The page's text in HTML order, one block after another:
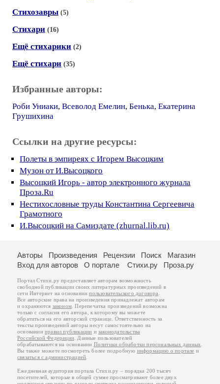
Стихозавры (5)
Стихари (16)
Ещё стихарики (2)
Ещё стихари (35)
Избранные авторы:
Роби Униаки, Всеволод Емелин, Бенька, Екатерина
Грушихина
Ссылки на другие ресурсы:
Полеты в эмпиреях с Игорем Высоцким
Музон от И.Высоцкого
Высоцкий Игорь - автор электронного журнала
Проза.Ru
Нестихословные труды Константина Сергеевича
Грамотного
И.Высоцкий на Самиздате (zhurnal.lib.ru)
Авторы Произведения Рецензии Поиск
Магазин
Вход для авторов
О портале Стихи.ру Проза.ру
Портал Стихи.ру предоставляет авторам возможность
свободной публикации своих литературных произведений в
сети Интернет на основаниипользовательского договора
Все авторские права на произведения принадлежат авторам
и охраняются законом . Перепечатка произведений возможна
только с согласия его автора, к которому вы можете
обратиться на его авторской странице. Ответственность за
тексты произведений авторы несут самостоятельно на
основанииправил публикации изаконодательства
Российской Федерации . Данные пользователей
обрабатываются на основании Политики обработки персональных данных
Вы также можете посмотреть более подробную информацию о портале и
связаться с администрацией
Ежедневная аудитория портала Стихи.ру – порядка 200 тысяч
посетителей, которые в общей сумме просматривают более двух